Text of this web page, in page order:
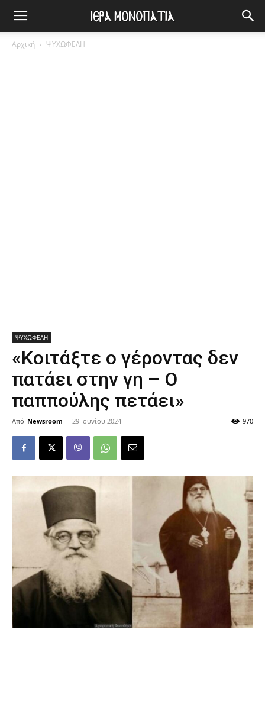
Αρχική ΨΥΧΩΦΕΛΗ
ΨΥΧΩΦΕΛΗ
«Κοιτάξτε ο γέροντας δεν
πατάει στην γη – Ο
παππούλης πετάει»
Από Newsroom - 29 Ιουνίου 2024 970